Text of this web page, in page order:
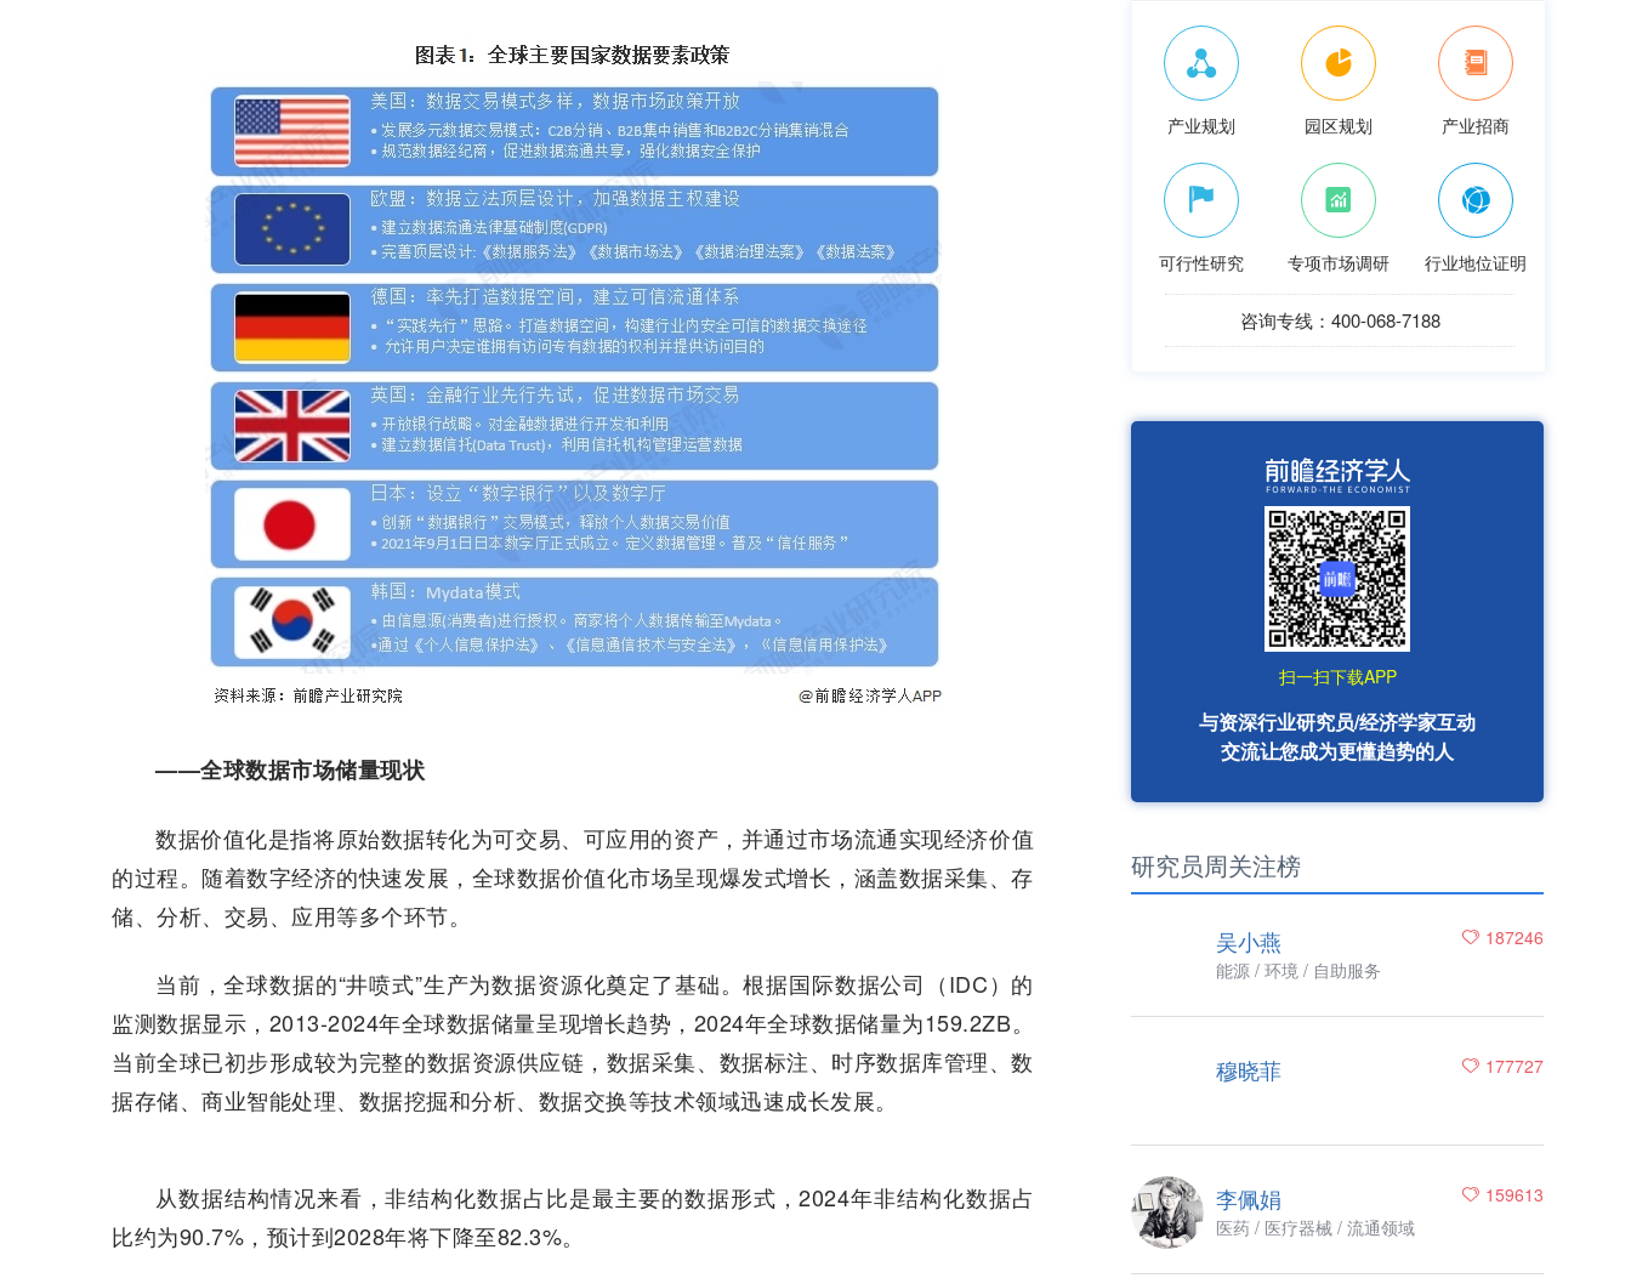
——全球数据市场储量现状
数据价值化是指将原始数据转化为可交易、可应用的资产，并通过市场流通实现经济价值
的过程。随着数字经济的快速发展，全球数据价值化市场呈现爆发式增长，涵盖数据采集、存
储、分析、交易、应用等多个环节。
当前，全球数据的“井喷式”生产为数据资源化奠定了基础。根据国际数据公司（IDC）的
监测数据显示，2013-2024年全球数据储量呈现增长趋势，2024年全球数据储量为159.2ZB。
当前全球已初步形成较为完整的数据资源供应链，数据采集、数据标注、时序数据库管理、数
据存储、商业智能处理、数据挖掘和分析、数据交换等技术领域迅速成长发展。
从数据结构情况来看，非结构化数据占比是最主要的数据形式，2024年非结构化数据占
比约为90.7%，预计到2028年将下降至82.3%。
产业规划 园区规划 产业招商
可行性研究 专项市场调研 行业地位证明
咨询专线：400-068-7188
扫一扫下载APP
与资深行业研究员/经济学家互动
交流让您成为更懂趋势的人
研究员周关注榜
187246
吴小燕
能源 / 环境 / 自助服务
177727
穆晓菲
159613
李佩娟
医药 / 医疗器械 / 流通领域